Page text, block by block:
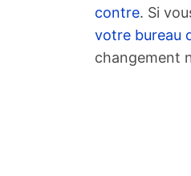
contre. Si
votre bureau
changement